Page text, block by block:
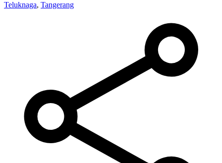
Teluknaga, Tangerang